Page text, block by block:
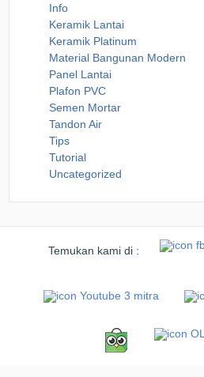
Info
Keramik Lantai
Keramik Platinum
Material Bangunan Modern
Panel Lantai
Plafon PVC
Semen Mortar
Tandon Air
Tips
Tutorial
Uncategorized
Temukan kami di :